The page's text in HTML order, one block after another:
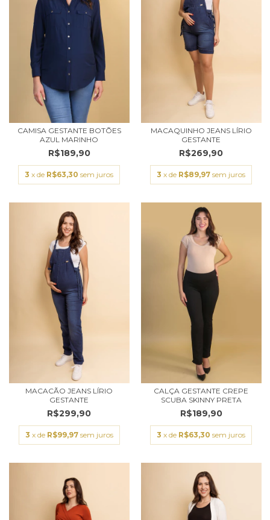
CAMISA GESTANTE BOTÕES
AZUL MARINHO
R$189,90
3 x de R$63,30 sem juros
MACAQUINHO JEANS LÍRIO
GESTANTE
R$269,90
3 x de R$89,97 sem juros
MACACÃO JEANS LÍRIO
GESTANTE
R$299,90
3 x de R$99,97 sem juros
CALÇA GESTANTE CREPE
SCUBA SKINNY PRETA
R$189,90
3 x de R$63,30 sem juros